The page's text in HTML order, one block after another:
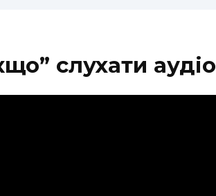
слухати аудіо